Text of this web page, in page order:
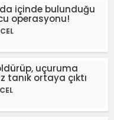
içinde bulunduğu
operasyonu!
öldürüp, uçuruma
tanık ortaya çıktı